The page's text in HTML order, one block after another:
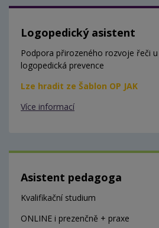
Logopedický asistent
Podpora přirozeného rozvoje řeči
logopedická prevence
Lze hradit ze Šablon OP JAK
Více informací
Asistent pedagoga
Kvalifikační studium
ONLINE i prezenčně + praxe